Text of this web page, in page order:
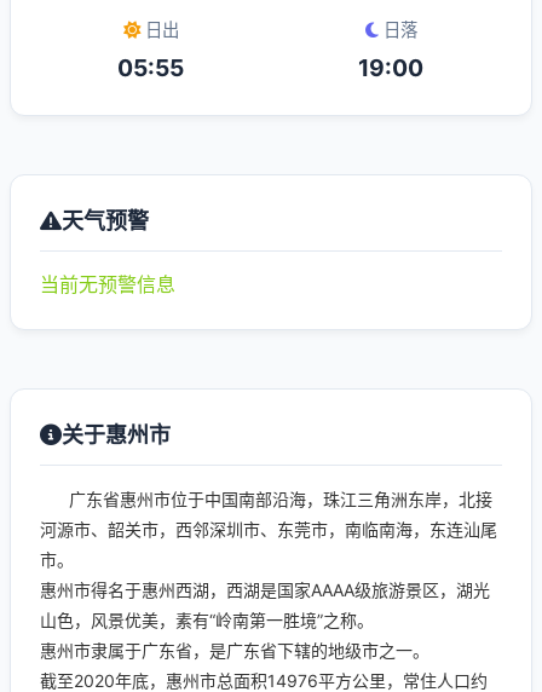
日出
05:55
日落
19:00
天气预警
当前无预警信息
关于惠州市
广东省惠州市位于中国南部沿海，珠江三角洲东岸，北接
河源市、韶关市，西邻深圳市、东莞市，南临南海，东连汕尾
市。
惠州市得名于惠州西湖，西湖是国家AAAA级旅游景区，湖光
山色，风景优美，素有“岭南第一胜境”之称。
惠州市隶属于广东省，是广东省下辖的地级市之一。
截至2020年底，惠州市总面积14976平方公里，常住人口约